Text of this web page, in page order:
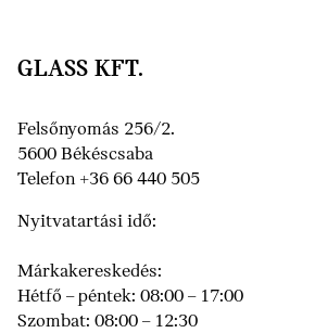
GLASS KFT.
Felsőnyomás 256/2.
5600 Békéscsaba
Telefon +36 66 440 505
Nyitvatartási idő:
Márkakereskedés:
Hétfő – péntek: 08:00 – 17:00
Szombat: 08:00 – 12:30